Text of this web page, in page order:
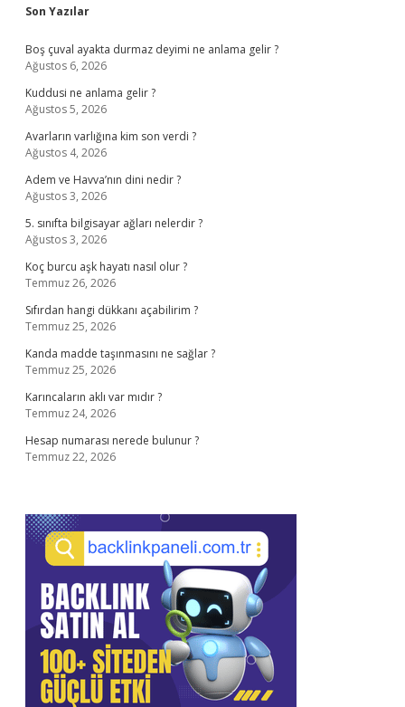
Sidebar
Son Yazılar
Boş çuval ayakta durmaz deyimi ne anlama gelir ?
Ağustos 6, 2026
Kuddusi ne anlama gelir ?
Ağustos 5, 2026
Avarların varlığına kim son verdi ?
Ağustos 4, 2026
Adem ve Havva’nın dini nedir ?
Ağustos 3, 2026
5. sınıfta bilgisayar ağları nelerdir ?
Ağustos 3, 2026
Koç burcu aşk hayatı nasıl olur ?
Temmuz 26, 2026
Sıfırdan hangi dükkanı açabilirim ?
Temmuz 25, 2026
Kanda madde taşınmasını ne sağlar ?
Temmuz 25, 2026
Karıncaların aklı var mıdır ?
Temmuz 24, 2026
Hesap numarası nerede bulunur ?
Temmuz 22, 2026